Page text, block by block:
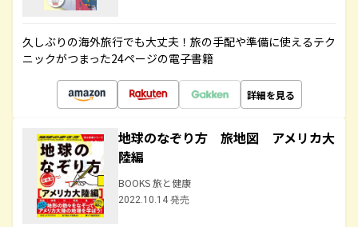
久しぶりの海外旅行でも大丈夫！旅の手配や準備に使えるテク
ニックがつまった24ページの電子書籍
詳細を見る
地球のなぞり方 旅地図 アメリカ大
陸編
BOOKS 旅と健康
2022.10.14 発売